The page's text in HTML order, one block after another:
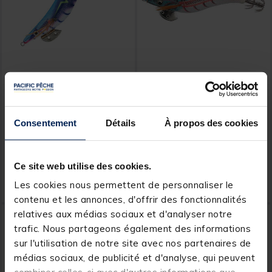
Consentement Détails À propos des cookies
Ce site web utilise des cookies.
Les cookies nous permettent de personnaliser le
contenu et les annonces, d'offrir des fonctionnalités
relatives aux médias sociaux et d'analyser notre
trafic. Nous partageons également des informations
sur l'utilisation de notre site avec nos partenaires de
médias sociaux, de publicité et d'analyse, qui peuvent
SERT
3,79 € Ajouter au panier
Expédition sous 24 h
Turlutte Yamashita Egi Oh
Live Neon Bright 3.5#
10,
Expédition sous 24 h